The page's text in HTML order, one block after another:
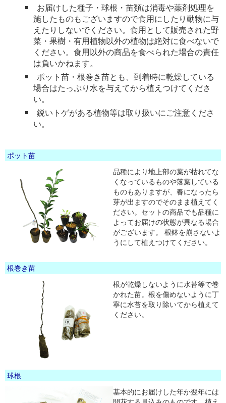
お届けした種子・球根・苗類は消毒や薬剤処理を
施したものもございますので食用にしたり動物に与
えたりしないでください。食用として販売された野
菜・果樹・有用植物以外の植物は絶対に食べないで
ください。食用以外の商品を食べられた場合の責任
は負いかねます。
ポット苗・根巻き苗とも、到着時に乾燥している
場合はたっぷり水を与えてから植えつけてくださ
い。
鋭いトゲがある植物等は取り扱いにご注意くださ
い。
ポット苗
品種により地上部の葉が枯れてな
くなっているものや落葉している
ものもありますが、春になったら
芽が出ますのでそのまま植えてく
ださい。セットの商品でも品種に
よってお届けの状態が異なる場合
がございます。 根鉢を崩さないよ
うにして植えつけてください。
根巻き苗
根が乾燥しないように水苔等で巻
かれた苗。根を傷めないように丁
寧に水苔を取り除いてから植えて
ください。
球根
基本的にお届けした年か翌年には